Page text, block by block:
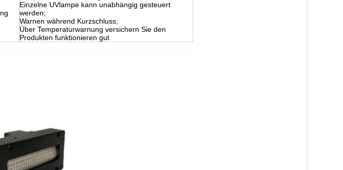
Einzelne UVlampe kann unabhängig gesteuert
werden;
Warnen während Kurzschluss;
Über Temperaturwarnung versichern Sie den
Produkten funktionieren gut